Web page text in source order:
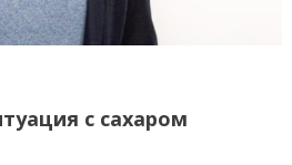
с сахаром